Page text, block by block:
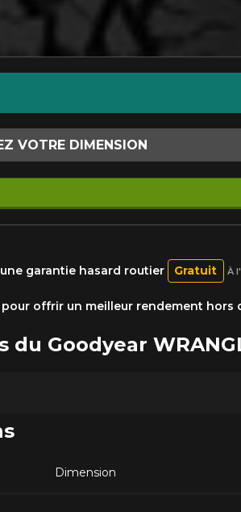
VOTRE DIMENSION
garantie hasard routier Gratuit À
offrir un meilleur rendement hors
du Goodyear
Dimension